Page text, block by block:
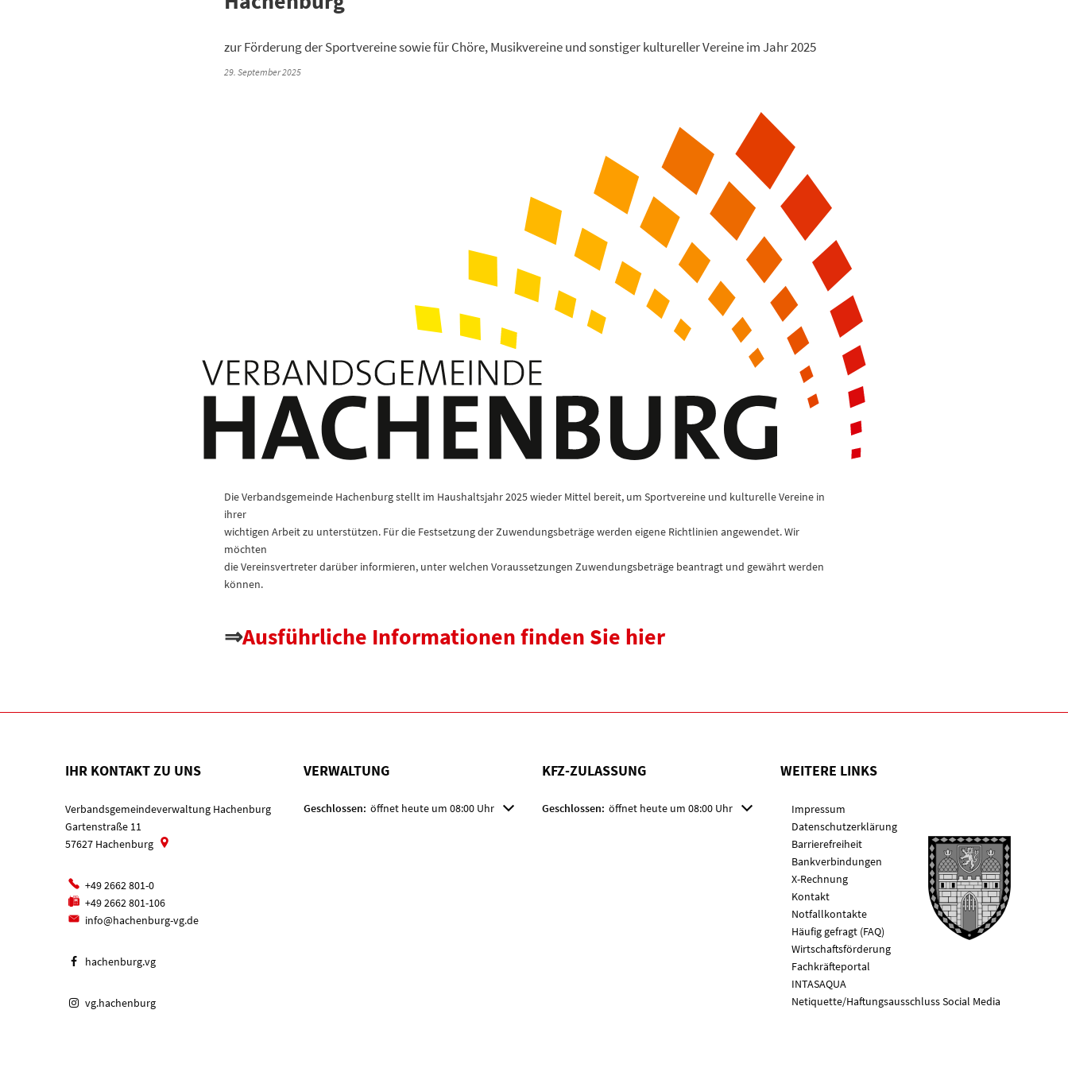
zur Förderung der Sportvereine sowie für Chöre, Musikvereine und sonstiger kultureller Vereine im Jahr 2025
29. September 2025
Die Verbandsgemeinde Hachenburg stellt im Haushaltsjahr 2025 wieder Mittel bereit, um Sportvereine und kulturelle Vereine in
ihrer
wichtigen Arbeit zu unterstützen. Für die Festsetzung der Zuwendungsbeträge werden eigene Richtlinien angewendet. Wir
möchten
die Vereinsvertreter darüber informieren, unter welchen Voraussetzungen Zuwendungsbeträge beantragt und gewährt werden
können.
⇒Ausführliche Informationen finden Sie hier
IHR KONTAKT ZU UNS
Verbandsgemeindeverwaltung Hachenburg
Gartenstraße 11
57627 Hachenburg
+49 2662 801-0
+49 2662 801-106
info@hachenburg-vg.de
hachenburg.vg
vg.hachenburg
VERWALTUNG
Klicken, um weitere Öffnungs- oder Schließzeiten auszublenden
Geschlossen: öffnet heute um 08:00 Uhr
KFZ-ZULASSUNG
Klicken, um weitere Öffnungs- oder Schließzeiten auszublenden
Geschlossen: öffnet heute um 08:00 Uhr
WEITERE LINKS
Impressum
Datenschutzerklärung
Barrierefreiheit
Bankverbindungen
X-Rechnung
Kontakt
Notfallkontakte
Häufig gefragt (FAQ)
Wirtschaftsförderung
Fachkräfteportal
INTASAQUA
Netiquette/Haftungsausschluss Social Media